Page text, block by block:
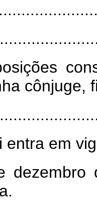
cônjuge,
entra em
dezembro